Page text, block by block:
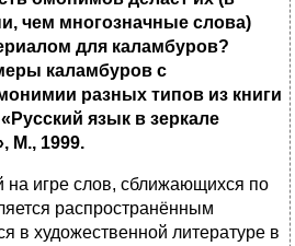
чем многозначные слова)
для каламбуров?
каламбуров с
разных типов из книги
язык в зеркале
М., 1999.
на игре слов, сближающихся по
распространённым
в художественной литературе в